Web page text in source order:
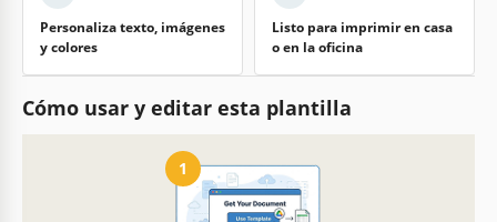
Personaliza texto, imágenes
y colores
Listo para imprimir en casa
o en la oficina
Cómo usar y editar esta plantilla
1